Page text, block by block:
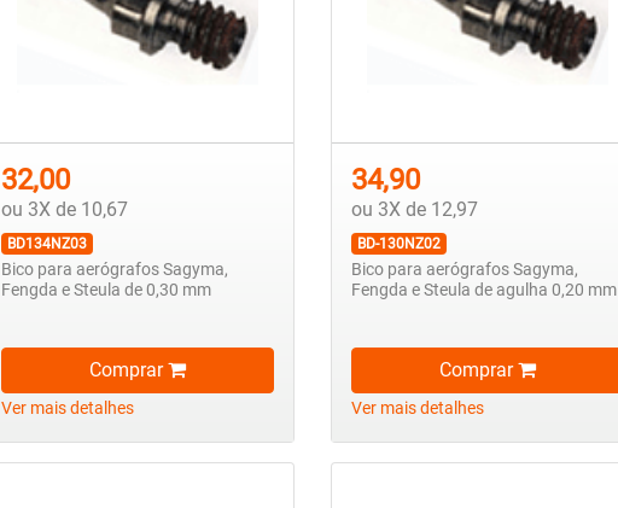
32,00
ou 3X de 10,67
BD134NZ03
Bico para aerógrafos Sagyma,
Fengda e Steula de 0,30 mm
Comprar
Ver mais detalhes
34,90
ou 3X de 12,97
BD-130NZ02
Bico para aerógrafos Sagyma,
Fengda e Steula de agulha 0,20 mm
Comprar
Ver mais detalhes